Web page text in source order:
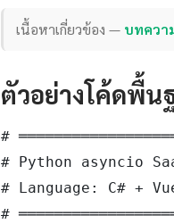
เนื้อหาเกี่ยวข้อง — บทควา
ตัวอย่างโค้ดพื้น
#
# Python asyncio
# Language: C# +
#